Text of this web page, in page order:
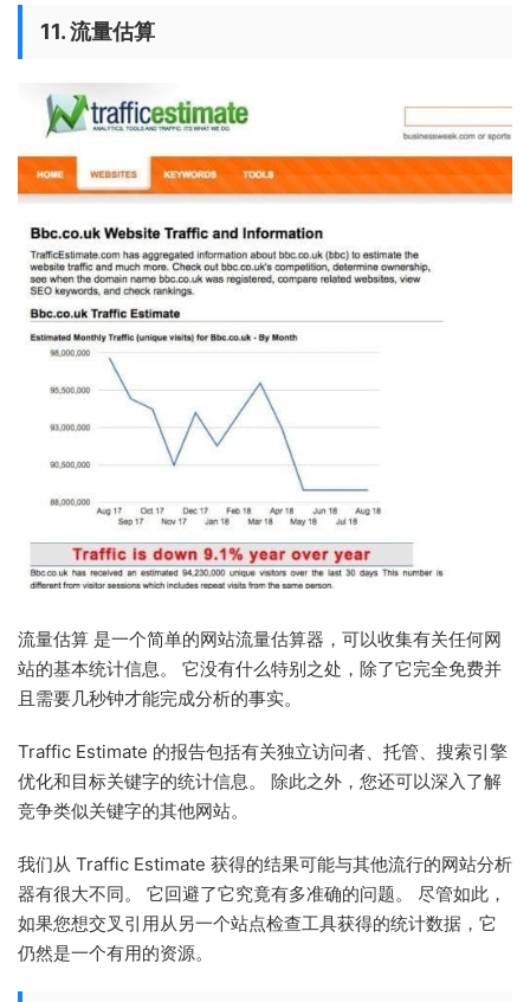
11. 流量估算
流量估算 是一个简单的网站流量估算器，可以收集有关任何网
站的基本统计信息。 它没有什么特别之处，除了它完全免费并
且需要几秒钟才能完成分析的事实。
Traffic Estimate 的报告包括有关独立访问者、托管、搜索引擎
优化和目标关键字的统计信息。 除此之外，您还可以深入了解
竞争类似关键字的其他网站。
我们从 Traffic Estimate 获得的结果可能与其他流行的网站分析
器有很大不同。 它回避了它究竟有多准确的问题。 尽管如此，
如果您想交叉引用从另一个站点检查工具获得的统计数据，它
仍然是一个有用的资源。